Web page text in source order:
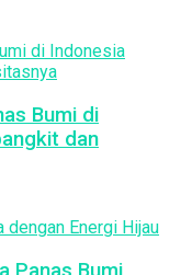
Bumi di
dan
Panas Bumi